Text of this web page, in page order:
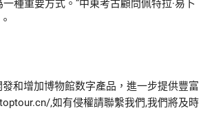
種重要方式。”中東考古顧問佩特拉·易卜
和增加博物館数字產品，進一步提供豐富
,如有侵權請聯繫我們,我們將及時